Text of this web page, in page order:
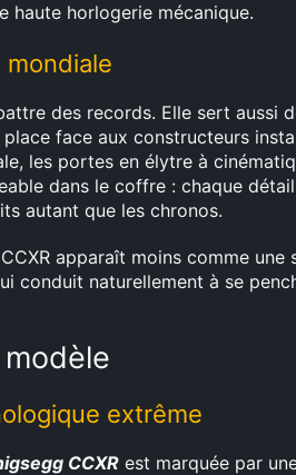
haute horlogerie mécanique.
mondiale
des records. Elle sert aussi
face aux constructeurs
les portes en élytre à
dans le coffre : chaque détail
autant que les chronos.
apparaît moins comme
conduit naturellement à se
extrême
CCXR est marquée par